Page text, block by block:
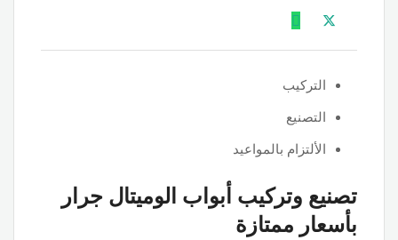
التركيب
التصنيع
الألتزام بالمواعيد
تصنيع وتركيب أبواب الوميتال جرار
بأسعار ممتازة